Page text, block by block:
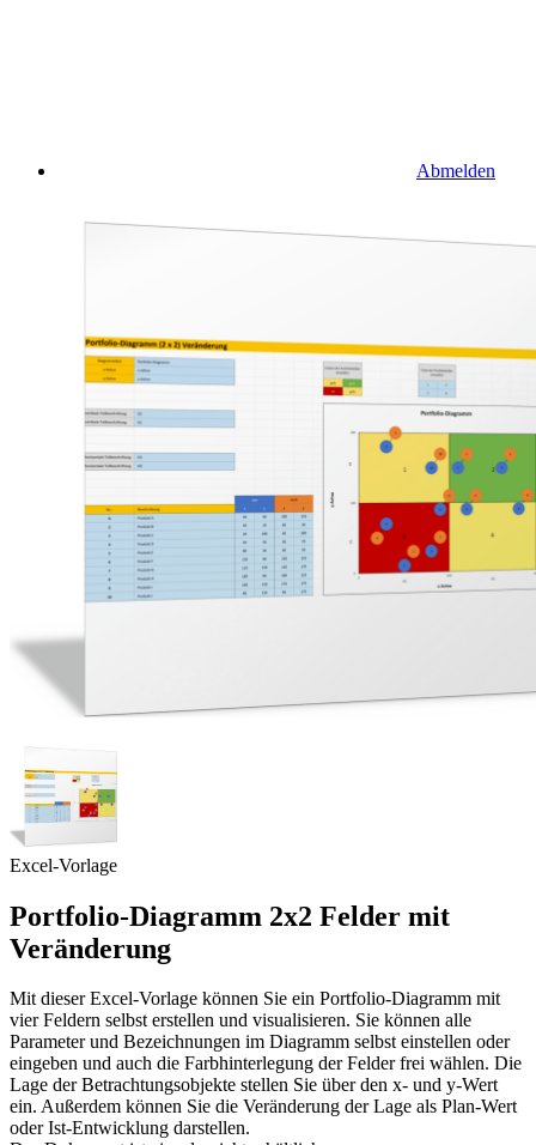
Abmelden
Excel-Vorlage
Portfolio-Diagramm 2x2 Felder mit
Veränderung
Mit dieser Excel-Vorlage können Sie ein Portfolio-Diagramm mit
vier Feldern selbst erstellen und visualisieren. Sie können alle
Parameter und Bezeichnungen im Diagramm selbst einstellen oder
eingeben und auch die Farbhinterlegung der Felder frei wählen. Die
Lage der Betrachtungsobjekte stellen Sie über den x- und y-Wert
ein. Außerdem können Sie die Veränderung der Lage als Plan-Wert
oder Ist-Entwicklung darstellen.